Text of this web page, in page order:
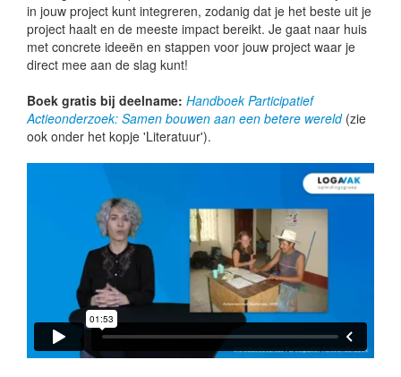
in jouw project kunt integreren, zodanig dat je het beste uit je
project haalt en de meeste impact bereikt. Je gaat naar huis
met concrete ideeën en stappen voor jouw project waar je
direct mee aan de slag kunt!
Boek gratis bij deelname: Handboek Participatief
Actieonderzoek: Samen bouwen aan een betere wereld(zie
ook onder het kopje 'Literatuur').